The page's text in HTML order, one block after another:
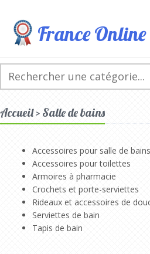
France Online
Accueil > Salle de bains
Accessoires pour salle de bains
Accessoires pour toilettes
Armoires à pharmacie
Crochets et porte-serviettes
Rideaux et accessoires de
Serviettes de bain
Tapis de bain